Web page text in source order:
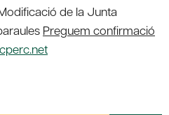
de la Junta
Preguem confirmació